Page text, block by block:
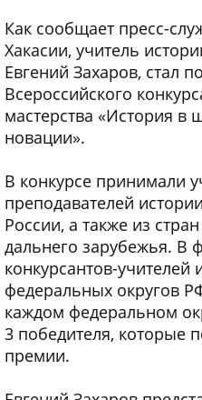
Как сообщает пресс-
Хакасии, учитель
Евгений Захаров, стал
Всероссийского
мастерства «История в
новации».
В конкурсе принимали
преподавателей
России, а также из
дальнего зарубежья. В
конкурсантов-учителей
федеральных округов
каждом федеральном
3 победителя, которые
премии.